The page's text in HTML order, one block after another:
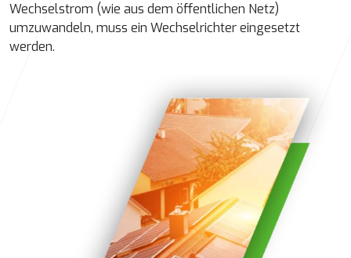
Wechselstrom (wie aus dem öffentlichen Netz)
umzuwandeln, muss ein Wechselrichter eingesetzt
werden.